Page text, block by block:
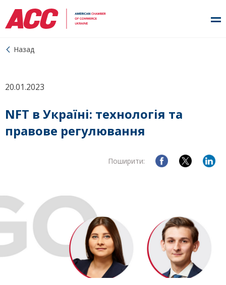
Назад
20.01.2023
NFT в Україні: технологія та
правове регулювання
Поширити: